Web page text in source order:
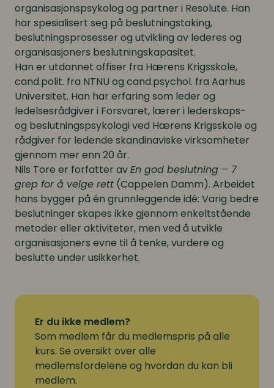
organisasjonspsykolog og partner i Resolute. Han
har spesialisert seg på beslutningstaking,
beslutningsprosesser og utvikling av lederes og
organisasjoners beslutningskapasitet.
Han er utdannet offiser fra Hærens Krigsskole,
cand.polit. fra NTNU og cand.psychol. fra Aarhus
Universitet. Han har erfaring som leder og
ledelsesrådgiver i Forsvaret, lærer i lederskaps-
og beslutningspsykologi ved Hærens Krigsskole og
rådgiver for ledende skandinaviske virksomheter
gjennom mer enn 20 år.
Nils Tore er forfatter avEn god beslutning – 7
grep for å velge rett (Cappelen Damm). Arbeidet
hans bygger på én grunnleggende idé: Varig bedre
beslutninger skapes ikke gjennom enkeltstående
metoder eller aktiviteter, men ved å utvikle
organisasjoners evne til å tenke, vurdere og
beslutte under usikkerhet.
Er du ikke medlem?
Som medlem får du medlemspris på alle
kurs. Se oversikt over alle
medlemsfordelene og hvordan du kan bli
medlem.